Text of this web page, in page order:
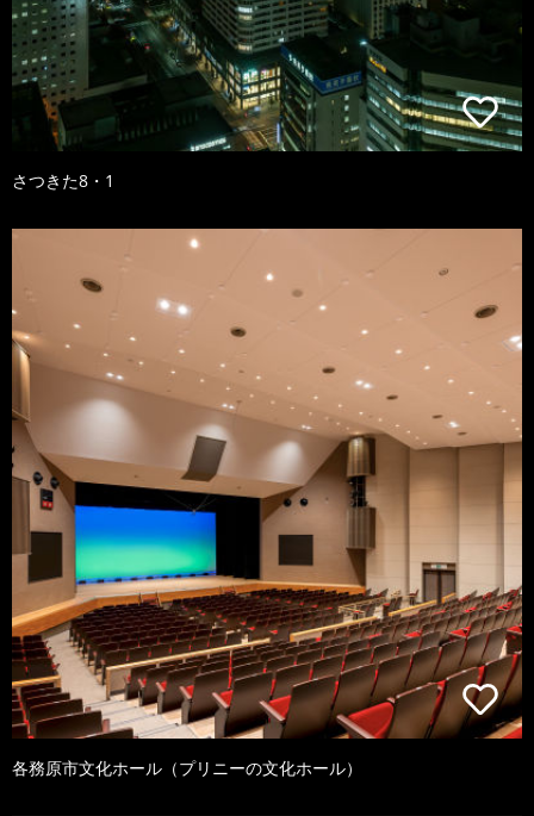
さつきた8・1
各務原市文化ホール（プリニーの文化ホール）